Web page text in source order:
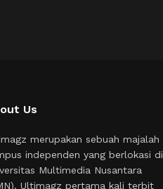
Us
merupakan sebuah majalah
independen yang berlokasi di
Multimedia Nusantara
Ultimagz pertama kali terbit